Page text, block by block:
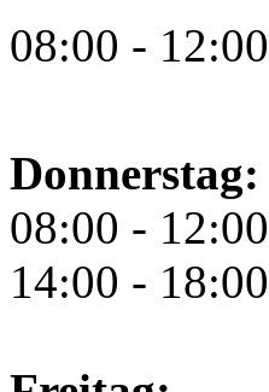
08:00 -
Donnerstag:
08:00 -
14:00 -